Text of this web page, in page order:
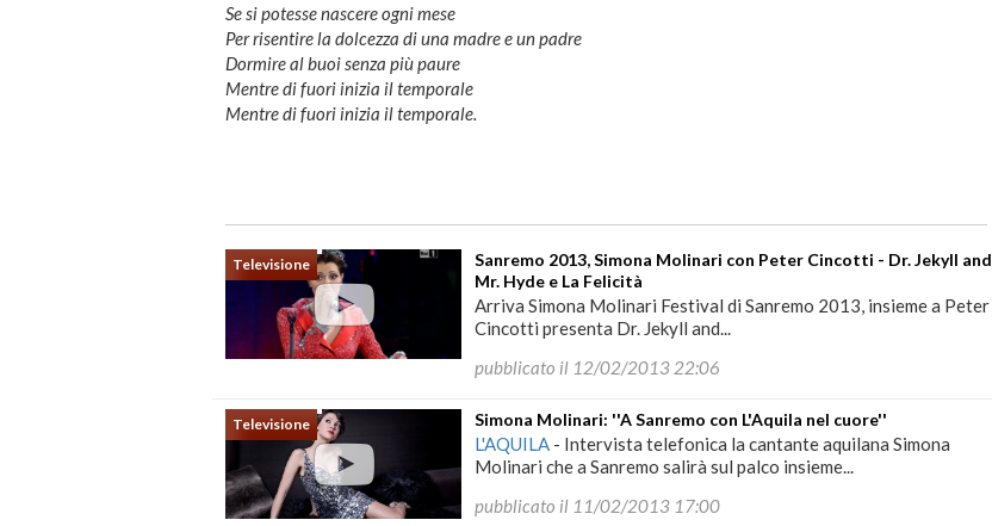
Se si potesse nascere ogni mese
Per risentire la dolcezza di una madre e un padre
Dormire al buoi senza più paure
Mentre di fuori inizia il temporale
Mentre di fuori inizia il temporale.
Televisione
Sanremo 2013, Simona Molinari con Peter Cincotti - Dr. Jekyll and
Mr. Hyde e La Felicità
Arriva Simona Molinari Festival di Sanremo 2013, insieme a Peter
Cincotti presenta Dr. Jekyll and...
pubblicato il 12/02/2013 22:06
Televisione Simona Molinari: ''A Sanremo con L'Aquila nel cuore''
L'AQUILA - Intervista telefonica la cantante aquilana Simona
Molinari che a Sanremo salirà sul palco insieme...
pubblicato il 11/02/2013 17:00